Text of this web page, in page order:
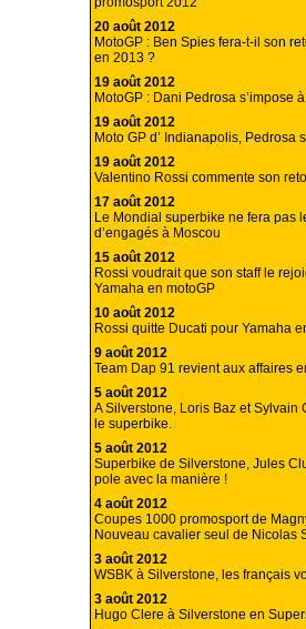
20 août 2012
MotoGP : Ben Spies fera-t-il son
en 2013 ?
19 août 2012
MotoGP : Dani Pedrosa s’impose
19 août 2012
Moto GP d’ Indianapolis, Pedrosa
19 août 2012
Valentino Rossi commente son
17 août 2012
Le Mondial superbike ne fera pas
d’engagés à Moscou
15 août 2012
Rossi voudrait que son staff le
Yamaha en motoGP
10 août 2012
Rossi quitte Ducati pour Yamaha
9 août 2012
Team Dap 91 revient aux affaires
5 août 2012
A Silverstone, Loris Baz et Sylvain
le superbike.
5 août 2012
Superbike de Silverstone, Jules
pole avec la manière !
4 août 2012
Coupes 1000 promosport de
Nouveau cavalier seul de Nicolas
3 août 2012
WSBK à Silverstone, les français
3 août 2012
Hugo Clere à Silverstone en